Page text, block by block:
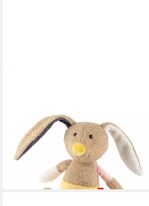
Kinder (1-St)
ab 22,45 €
UVP29,95 €
-25%
lieferbar - in 3-4 Werktagen bei dir